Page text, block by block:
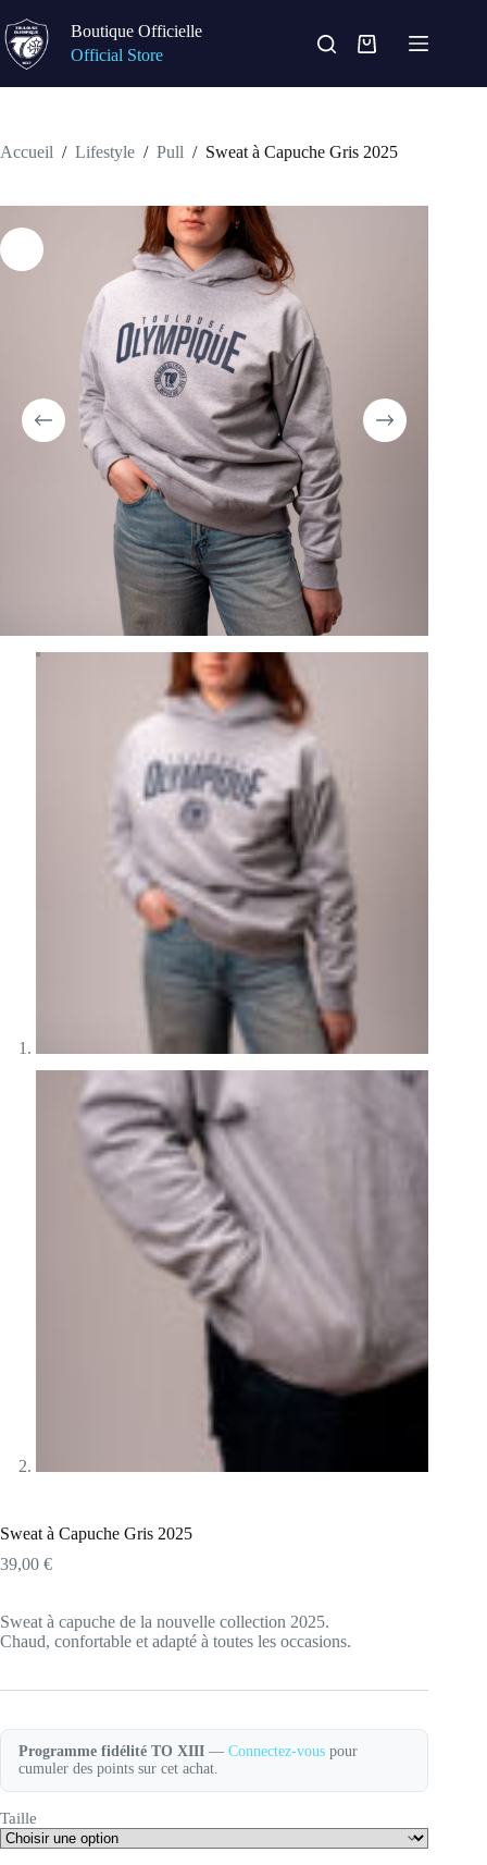
au
contenu
Boutique Officielle
Official Store
Panier
Accueil / Lifestyle / Pull / Sweat à Capuche Gris 2025
Sweat à Capuche Gris 2025
39,00 €
Sweat à capuche de la nouvelle collection 2025.
Chaud, confortable et adapté à toutes les occasions.
Programme fidélité TO XIII — Connectez-vous pour
cumuler des points sur cet achat.
Taille